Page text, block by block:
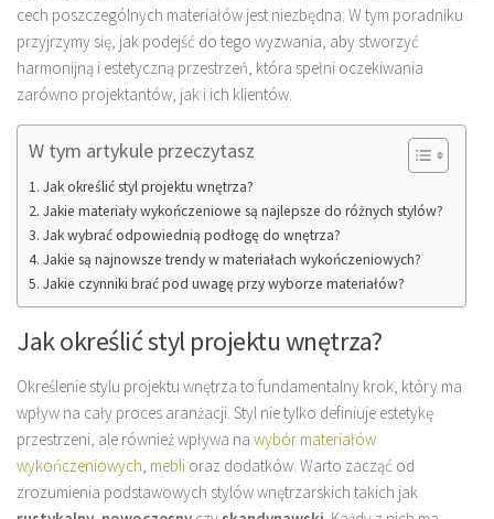
cech poszczególnych materiałów jest niezbędna. W tym poradniku
przyjrzymy się, jak podejść do tego wyzwania, aby stworzyć
harmonijną i estetyczną przestrzeń, która spełni oczekiwania
zarówno projektantów, jak i ich klientów.
W tym artykule przeczytasz
Jak określić styl projektu wnętrza?
Jakie materiały wykończeniowe są najlepsze do różnych stylów?
Jak wybrać odpowiednią podłogę do wnętrza?
Jakie są najnowsze trendy w materiałach wykończeniowych?
Jakie czynniki brać pod uwagę przy wyborze materiałów?
Jak określić styl projektu wnętrza?
Określenie stylu projektu wnętrza to fundamentalny krok, który ma
wpływ na cały proces aranżacji. Styl nie tylko definiuje estetykę
przestrzeni, ale również wpływa na wybór materiałów
wykończeniowych mebli oraz dodatków. Warto zacząć od
zrozumienia podstawowych stylów wnętrzarskich takich jak